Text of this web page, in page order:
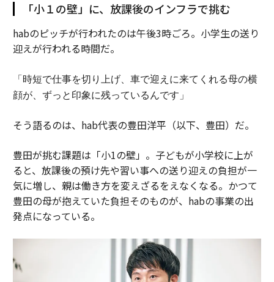
「小１の壁」に、放課後のインフラで挑む
habのピッチが行われたのは午後3時ごろ。小学生の送り
迎えが行われる時間だ。
「時短で仕事を切り上げ、車で迎えに来てくれる母の横
顔が、ずっと印象に残っているんです」
そう語るのは、hab代表の豊田洋平（以下、豊田）だ。
豊田が挑む課題は「小1の壁」。子どもが小学校に上が
ると、放課後の預け先や習い事への送り迎えの負担が一
気に増し、親は働き方を変えざるをえなくなる。かつて
豊田の母が抱えていた負担そのものが、habの事業の出
発点になっている。